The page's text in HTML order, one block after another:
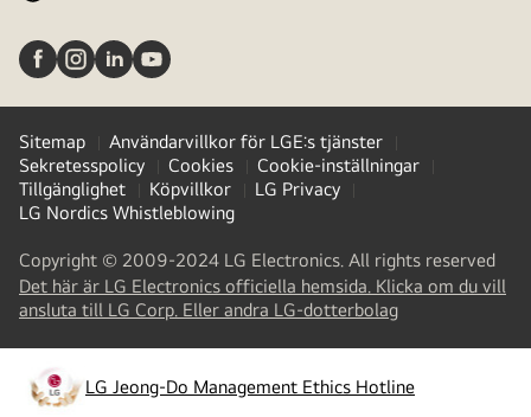
Sitemap
Användarvillkor för LGE:s tjänster
Sekretesspolicy
Cookies
Cookie-inställningar
Tillgänglighet
Köpvillkor
LG Privacy
LG Nordics Whistleblowing
Copyright © 2009-2024 LG Electronics. All rights reserved
Det här är LG Electronics officiella hemsida. Klicka om du vill
ansluta till LG Corp. Eller andra LG-dotterbolag(
a
new
tab
LG Jeong-Do Management Ethics Hotline
opens